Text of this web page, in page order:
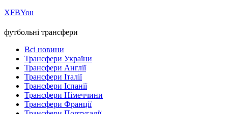
ХFBYou
футбольні трансфери
Всі новини
Трансфери України
Трансфери Англії
Трансфери Італії
Трансфери Іспанії
Трансфери Німеччини
Трансфери Франції